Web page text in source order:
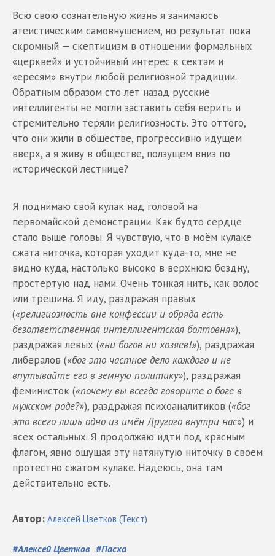
Всю свою сознательную жизнь я занимаюсь
атеистическим самовнушением, но результат пока
скромный — скептицизм в отношении формальных
«церквей» и устойчивый интерес к сектам и
«ересям» внутри любой религиозной традиции.
Обратным образом сто лет назад русские
интеллигенты не могли заставить себя верить и
стремительно теряли религиозность. Это оттого,
что они жили в обществе, прогрессивно идущем
вверх, а я живу в обществе, ползущем вниз по
исторической лестнице?
Я поднимаю свой кулак над головой на
первомайской демонстрации. Как будто сердце
стало выше головы. Я чувствую, что в моём кулаке
сжата ниточка, которая уходит куда-то, мне не
видно куда, настолько высоко в верхнюю бездну,
простертую над нами. Очень тонкая нить, как волос
или трещина. Я иду, раздражая правых
(«религиозность вне конфессии и обряда есть
безответственная интеллигентская болтовня»),
раздражая левых («ни богов ни хозяев!»), раздражая
либералов («бог это частное дело каждого и не
впутывайте его в земную политику»), раздражая
феминисток («почему вы всегда говорите о боге в
мужском роде?»), раздражая психоаналитиков («бог
это всего лишь одно из имён Другого внутри нас») и
всех остальных. Я продолжаю идти под красным
флагом, явно ощущая эту натянутую ниточку в своем
протестно сжатом кулаке. Надеюсь, она там
действительно есть.
#Алексей Цветков #Пасха
Автор: Алексей Цветков (Текст)